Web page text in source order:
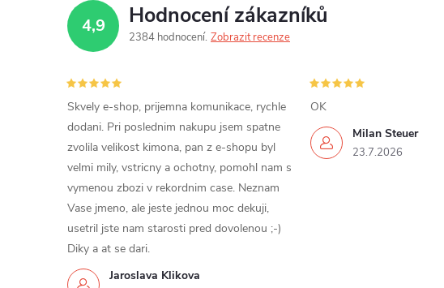
4,9 Hodnocení zákazníků
2384 hodnocení Zobrazit recenze
Jaroslava Klikova
Skvely e-shop, prijemna komunikace, rychle
dodani. Pri poslednim nakupu jsem spatne
zvolila velikost kimona, pan z e-shopu byl
velmi mily, vstricny a ochotny, pomohl nam s
vymenou zbozi v rekordnim case. Neznam
Vase jmeno, ale jeste jednou moc dekuji,
usetril jste nam starosti pred dovolenou ;-)
Diky a at se dari.
Milan Steuer
23.7.2026
OK